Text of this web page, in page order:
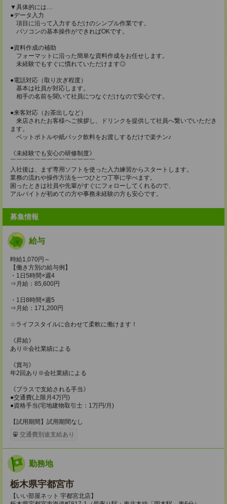
▼具体的には…
●データ入力
項目に沿って入力するだけのシンプル作業です。
パソコンの基本操作ができればOKです。
●資料作成の補助
フォーマットに沿った簡単な資料作成をお任せします。
未経験でもすぐに慣れていただけます◎
●電話対応（取り次ぎ程度）
基本は社員が対応します。
相手の名前を聞いて社員につなぐだけなので安心です。
●来客対応（お茶出しなど）
来店されたお客様へご挨拶し、ドリンクを提供して社員へ繋いでいただき
ます。
ペットボトルや紙パック飲料をお渡しするだけで楽チン♪
《未経験でも安心の研修制度》
￣￣￣￣￣￣￣￣￣￣￣￣￣￣
入社後は、まず専用ソフトを使った入力練習からスタートします。
業務の流れや操作方法を一つひとつ丁寧に学べます。
困ったときは社員や先輩がすぐにフォローしてくれるので、
アルバイトが初めての方や事務未経験の方も安心です。
募集情報
給与
時給1,070円～
【働き方別の給与例】
・1日5時間×週4
⇒月給：85,600円
・1日8時間×週5
⇒月給：171,200円
☆ライフスタイルに合わせて柔軟に働けます！
《昇給》
あり※会社業績による
《賞与》
年2回あり※会社業績による
《プラスで支給される手当》
●交通費(上限月4万円)
●資格手当(宅地建物取引士：1万円/月)
【試用期間】試用期間なし
交通費別途支給あり
勤務地
栃木県宇都宮市
【いい部屋ネット 宇都宮北店】